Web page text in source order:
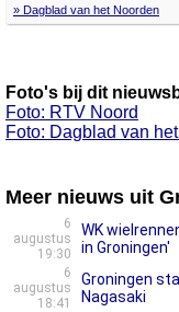
» Dagblad van het Noorden
Foto's bij dit
Foto: RTV Noord
Foto: Dagblad van
Meer nieuws uit
6
augustus
19:30
WK
in Groningen'
6
augustus
18:41
Groningen
Nagasaki